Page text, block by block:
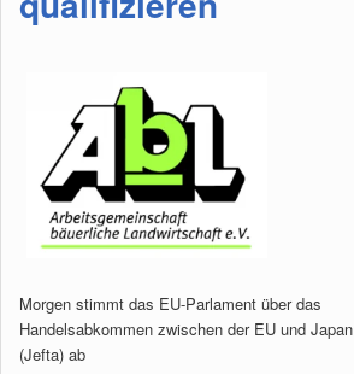
Morgen stimmt das EU-Parlament über das
Handelsabkommen zwischen der EU und Japan
(Jefta) ab